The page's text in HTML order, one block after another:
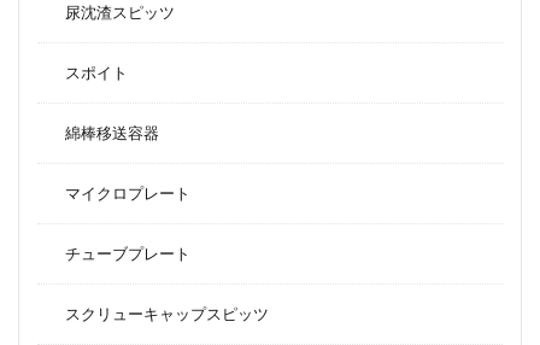
尿沈渣スピッツ
スポイト
綿棒移送容器
マイクロプレート
チューブプレート
スクリューキャップスピッツ